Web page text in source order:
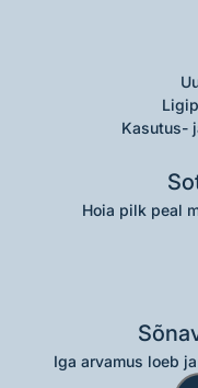
Kasutus-
Hoia pilk peal
Iga arvamus loeb